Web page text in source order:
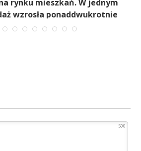
rynku mieszkań. W jednym
wzrosła ponaddwukrotnie
500